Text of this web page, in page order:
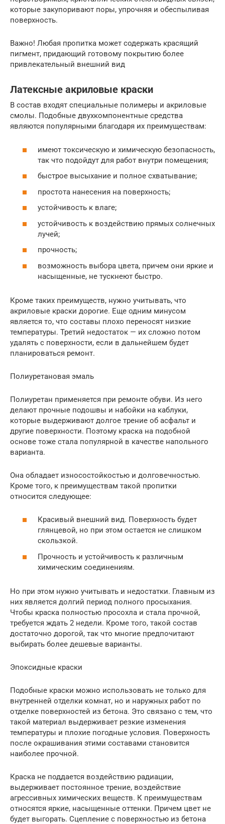
которые закупоривают поры, упрочняя и обеспыливая
поверхность.
Важно! Любая пропитка может содержать красящий
пигмент, придающий готовому покрытию более
привлекательный внешний вид
Латексные акриловые краски
В состав входят специальные полимеры и акриловые
смолы. Подобные двухкомпонентные средства
являются популярными благодаря их преимуществам:
имеют токсическую и химическую безопасность,
так что подойдут для работ внутри помещения;
быстрое высыхание и полное схватывание;
простота нанесения на поверхность;
устойчивость к влаге;
устойчивость к воздействию прямых солнечных
лучей;
прочность;
возможность выбора цвета, причем они яркие и
насыщенные, не тускнеют быстро.
Кроме таких преимуществ, нужно учитывать, что
акриловые краски дорогие. Еще одним минусом
является то, что составы плохо переносят низкие
температуры. Третий недостаток — их сложно потом
удалять с поверхности, если в дальнейшем будет
планироваться ремонт.
Полиуретановая эмаль
Полиуретан применяется при ремонте обуви. Из него
делают прочные подошвы и набойки на каблуки,
которые выдерживают долгое трение об асфальт и
другие поверхности. Поэтому краска на подобной
основе тоже стала популярной в качестве напольного
варианта.
Она обладает износостойкостью и долговечностью.
Кроме того, к преимуществам такой пропитки
относится следующее:
Красивый внешний вид. Поверхность будет
глянцевой, но при этом остается не слишком
скользкой.
Прочность и устойчивость к различным
химическим соединениям.
Но при этом нужно учитывать и недостатки. Главным из
них является долгий период полного просыхания.
Чтобы краска полностью просохла и стала прочной,
требуется ждать 2 недели. Кроме того, такой состав
достаточно дорогой, так что многие предпочитают
выбирать более дешевые варианты.
Эпоксидные краски
Подобные краски можно использовать не только для
внутренней отделки комнат, но и наружных работ по
отделке поверхностей из бетона. Это связано с тем, что
такой материал выдерживает резкие изменения
температуры и плохие погодные условия. Поверхность
после окрашивания этими составами становится
наиболее прочной.
Краска не поддается воздействию радиации,
выдерживает постоянное трение, воздействие
агрессивных химических веществ. К преимуществам
относятся яркие, насыщенные оттенки. Причем цвет не
будет выгорать. Сцепление с поверхностью из бетона